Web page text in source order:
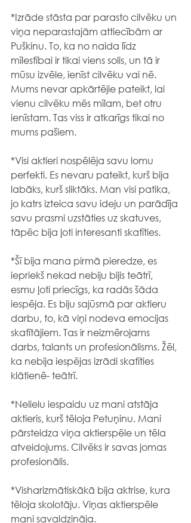
*Izrāde stāsta par parasto cilvēku un
viņa neparastajām attiecībām ar
Puškinu. To, ka no naida līdz
mīlestībai ir tikai viens solis, un tā ir
mūsu izvēle, ienīst cilvēku vai nē.
Mums nevar apkārtējie pateikt, lai
vienu cilvēku mēs mīlam, bet otru
ienīstam. Tas viss ir atkarīgs tikai no
mums pašiem.
*Visi aktieri nospēlēja savu lomu
perfekti. Es nevaru pateikt, kurš bija
labāks, kurš sliktāks. Man visi patika,
jo katrs izteica savu ideju un parādīja
savu prasmi uzstāties uz skatuves,
tāpēc bija ļoti interesanti skatīties.
*Šī bija mana pirmā pieredze, es
iepriekš nekad nebiju bijis teātrī,
esmu ļoti priecīgs, ka radās šāda
iespēja. Es biju sajūsmā par aktieru
darbu, to, kā viņi nodeva emocijas
skatītājiem. Tas ir neizmērojams
darbs, talants un profesionālisms. Žēl,
ka nebija iespējas izrādi skatīties
klātienē- teātrī.
*Nelielu iespaidu uz mani atstāja
aktieris, kurš tēloja Petuņinu. Mani
pārsteidza viņa aktierspēle un tēla
atveidojums. Cilvēks ir savas jomas
profesionālis.
*Visharizmātiskākā bija aktrise, kura
tēloja skolotāju. Viņas aktierspēle
mani savaldzināja.